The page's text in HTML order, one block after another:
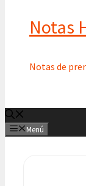
Notas
Notas de
Menú